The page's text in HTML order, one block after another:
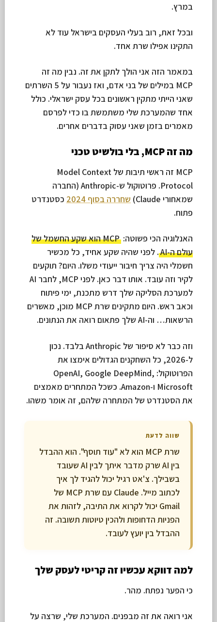
במרץ.
ובכל זאת, רוב בעלי העסקים בישראל עוד לא
התקינו אפילו שרת אחד.
במאמר הזה אני הולך לתקן את זה. נבין מה זה
MCP במילים של בני אדם, ואז נעבור על 5 השרתים
שאני הייתי מתקין ראשונים בכל עסק ישראלי. כולל
אחד שהמערכת שלי משתמשת בו כדי לפרסם
מאמרים בזמן שאני עסוק בדברים אחרים.
מה זה MCP, בלי בולשיט טכני
MCP זה ראשי תיבות של Model Context
Protocol. פרוטוקול ש-Anthropic (החברה
שמאחורי Claude)
שחררה בסוף 2024
כסטנדרט
פתוח.
האנלוגיה הכי פשוטה:
MCP הוא שקע החשמל של
עולם ה-AI
. לפני שהיה שקע אחיד, כל מכשיר
חשמלי היה צריך חיבור ייעודי משלו. היום? תוקעים
לקיר וזה עובד. אותו דבר כאן. לפני MCP, לחבר AI
למערכת הסליקה שלך דרש מתכנת, ימי פיתוח
וכאב ראש. היום מתקינים שרת MCP מוכן, מאשרים
הרשאות… וה-AI שלך פתאום רואה את הנתונים.
וזה כבר לא סיפור של Anthropic בלבד. נכון
ל-2026, כל השחקנים הגדולים אימצו את
הפרוטוקול: OpenAI, Google DeepMind,
Microsoft ו-Amazon. כשכל המתחרים מאמצים
את הסטנדרט של המתחרה שלהם, זה אומר משהו.
שווה לדעת
שרת MCP הוא לא "עוד תוסף". הוא ההבדל
בין AI שרק מדבר איתך לבין AI שעובד
בשבילך. צ'אט רגיל יכול להגיד לך איך
לכתוב מייל. Claude עם שרת MCP של
Gmail יכול לקרוא את התיבה, לזהות את
הפניות הדחופות ולהכין טיוטות תשובה. זה
ההבדל בין יועץ לעובד.
למה דווקא עכשיו זה קריטי לעסק שלך
כי הפער נפתח. מהר.
אני רואה את זה מבפנים. המערכת שלי, שרצה על